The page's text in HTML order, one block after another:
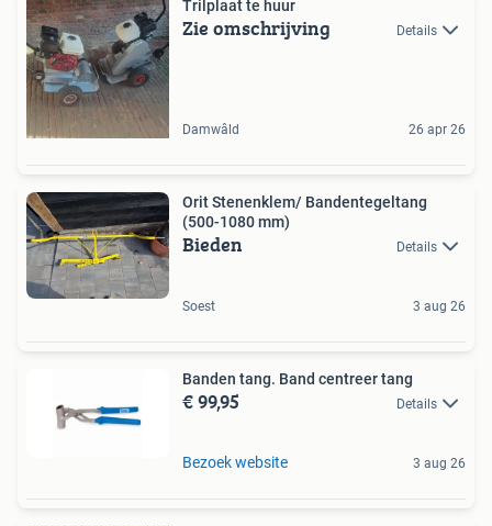
Trilplaat te huur
Zie omschrijving Details
Damwâld 26 apr 26
Orit Stenenklem/ Bandentegeltang
(500-1080 mm)
Bieden Details
Soest 3 aug 26
Banden tang. Band centreer tang
€ 99,95 Details
Bezoek website 3 aug 26